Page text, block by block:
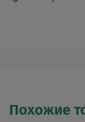
Похожие